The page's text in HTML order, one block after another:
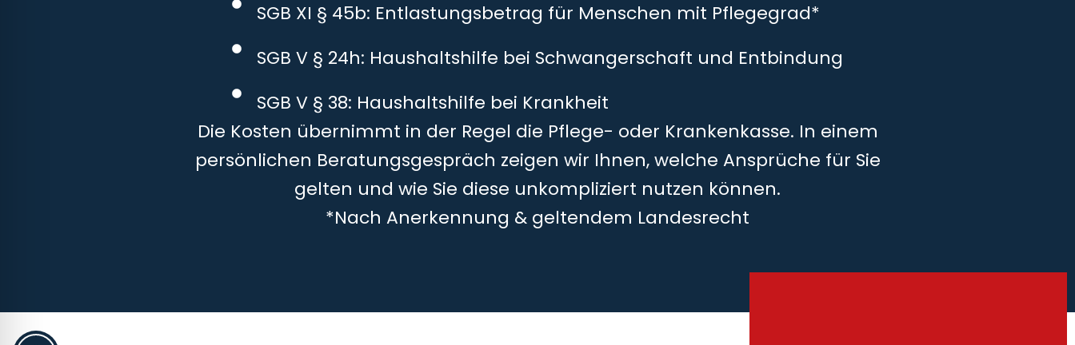
SGB XI § 45b: Entlastungsbetrag für Menschen mit Pflegegrad*
SGB V § 24h: Haushaltshilfe bei Schwangerschaft und Entbindung
SGB V § 38: Haushaltshilfe bei Krankheit
Die Kosten übernimmt in der Regel die Pflege- oder Krankenkasse. In einem
persönlichen Beratungsgespräch zeigen wir Ihnen, welche Ansprüche für Sie
gelten und wie Sie diese unkompliziert nutzen können.
*Nach Anerkennung & geltendem Landesrecht